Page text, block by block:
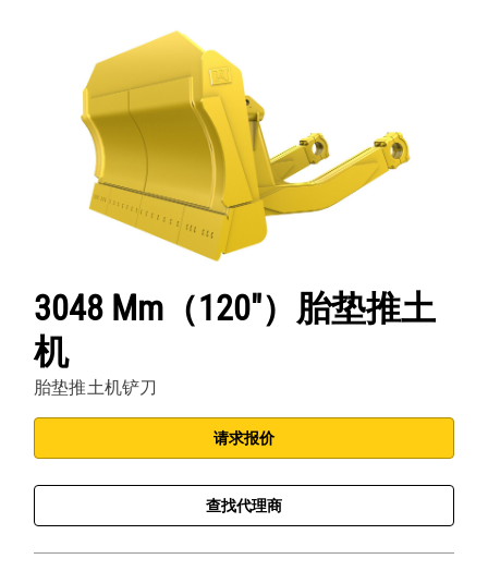
3048 Mm（120"）胎垫推土
机
胎垫推土机铲刀
请求报价
查找代理商